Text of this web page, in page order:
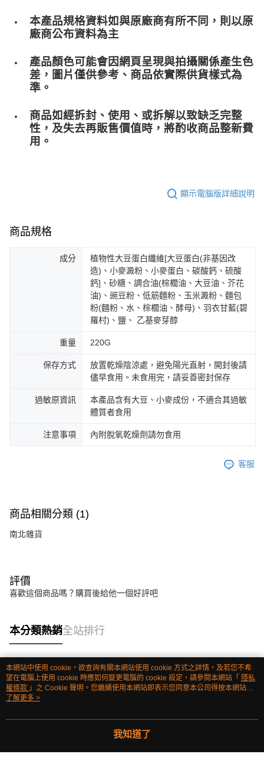
本產品規格資料如與原廠商有所不同，則以原
廠商公布資料為主
產品顏色可能會因網頁呈現與拍攝關係產生色
差，圖片僅供參考、商品依實際供貨樣式為
準。
商品如經拆封、使用、或拆解以致缺乏完整
性，及失去再販售價值時，將酌收商品整﻿新費
用。
顯示電腦版詳細說明
商品規格
成分
植物性大豆蛋白纖維[大豆蛋白(非基因改
造)、小麥澱粉、小麥蛋白、碳酸鈣、硫酸
鈣]、砂糖、調合油(棕櫚油、大豆油、芥花
油)、豌豆粉、低筋麵粉、玉米澱粉、麵包
粉(麵粉、水、棕櫚油、酵母)、羽衣甘藍(碧
羅村)、鹽、 乙基麥芽醇
重量 220G
保存方式
放置乾燥陰涼處，避免陽光直射，開封後請
儘早食用。未食用完，請妥善密封保存
過敏原資訊
本產品含有大豆、小麥成份，不適合其過敏
體質者食用
注意事項 內附脫氧乾燥劑請勿食用
客服
商品相關分類 (1)
南北雜貨
評價
喜歡這個商品嗎？購買後給他一個好評吧
本分類熱銷全站排行
熱門標籤
本網站中使用 cookie，欲查詢有關本網站使用 cookie 方式之詳情，及若您不希
望在電腦上使用 cookie 時應如何變更電腦的 cookie 設定，請參閱本網站「 隱私
權條款 」之 Cookie 聲明。您繼續使用本網站即表示您同意本公司得按本網站使
用條款之 Cookie 聲明使用 cookie。
了解更多 >
我知道了